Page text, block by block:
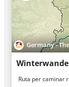
Germany -
Ruta per caminar